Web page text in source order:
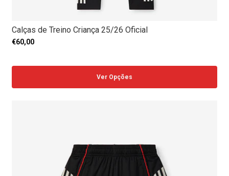
Calças de Treino Criança 25/26 Oficial
€60,00
Ver Opções